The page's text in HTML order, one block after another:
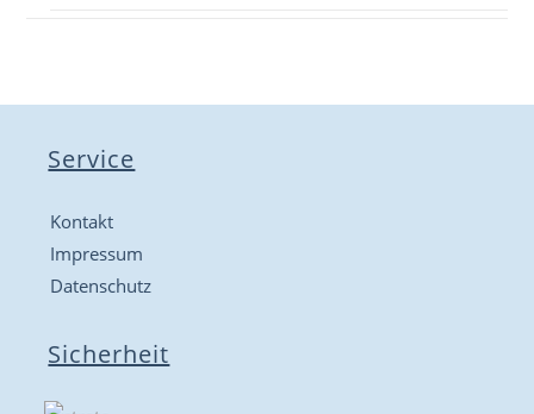
Service
Kontakt
Impressum
Datenschutz
Sicherheit